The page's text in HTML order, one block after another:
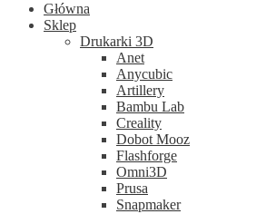
Główna
Sklep
Drukarki 3D
Anet
Anycubic
Artillery
Bambu Lab
Creality
Dobot Mooz
Flashforge
Omni3D
Prusa
Snapmaker